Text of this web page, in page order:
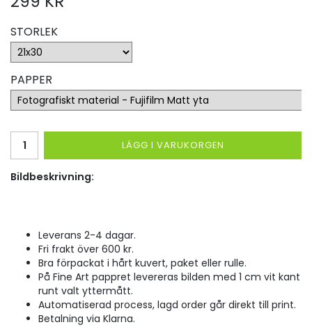
STORLEK
PAPPER
LÄGG I VARUKORGEN
Bildbeskrivning:
Leverans 2-4 dagar.
Fri frakt över 600 kr.
Bra förpackat i hårt kuvert, paket eller rulle.
På Fine Art pappret levereras bilden med 1 cm vit kant
runt valt yttermått.
Automatiserad process, lagd order går direkt till print.
Betalning via Klarna.